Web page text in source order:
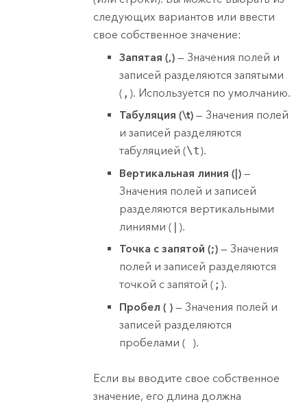
следующих вариантов или ввести
свое собственное значение:
Запятая (,) — Значения полей и
записей разделяются запятыми
( , ). Используется по умолчанию.
Табуляция (\t) — Значения полей
и записей разделяются
табуляцией (\t).
Вертикальная линия (|) —
Значения полей и записей
разделяются вертикальными
линиями ( | ).
Точка с запятой (;) — Значения
полей и записей разделяются
точкой с запятой ( ; ).
Пробел ( ) — Значения полей и
записей разделяются
пробелами (
).
Если вы вводите свое собственное
значение, его длина должна